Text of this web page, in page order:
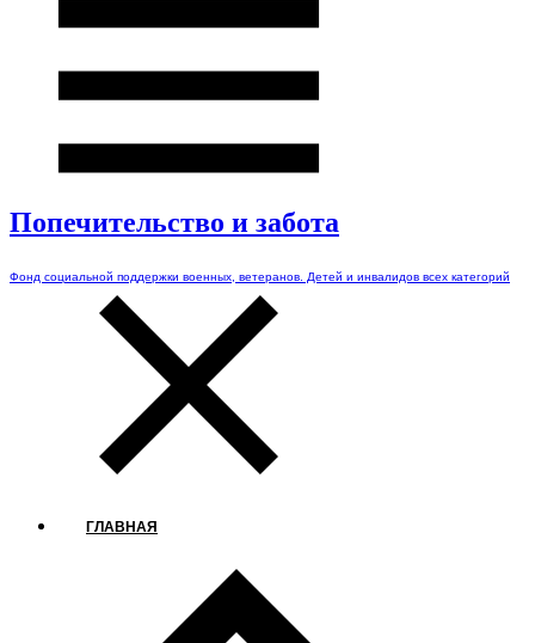
Попечительство и забота
Фонд социальной поддержки военных, ветеранов. Детей и инвалидов всех категорий
ГЛАВНАЯ